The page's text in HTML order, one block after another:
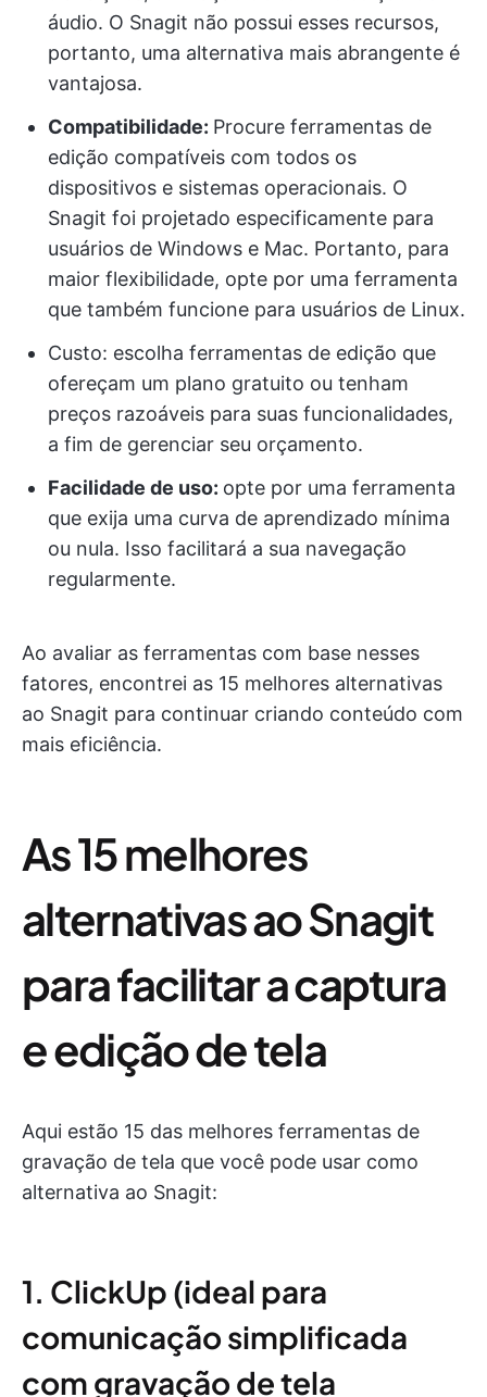
áudio. O Snagit não possui esses recursos,
portanto, uma alternativa mais abrangente é
vantajosa.
Compatibilidade: Procure ferramentas de
edição compatíveis com todos os
dispositivos e sistemas operacionais. O
Snagit foi projetado especificamente para
usuários de Windows e Mac. Portanto, para
maior flexibilidade, opte por uma ferramenta
que também funcione para usuários de Linux.
Custo: escolha ferramentas de edição que
ofereçam um plano gratuito ou tenham
preços razoáveis para suas funcionalidades,
a fim de gerenciar seu orçamento.
Facilidade de uso: opte por uma ferramenta
que exija uma curva de aprendizado mínima
ou nula. Isso facilitará a sua navegação
regularmente.
Ao avaliar as ferramentas com base nesses
fatores, encontrei as 15 melhores alternativas
ao Snagit para continuar criando conteúdo com
mais eficiência.
As 15 melhores
alternativas ao Snagit
para facilitar a captura
e edição de tela
Aqui estão 15 das melhores ferramentas de
gravação de tela que você pode usar como
alternativa ao Snagit:
1. ClickUp (ideal para
comunicação simplificada
com gravação de tela